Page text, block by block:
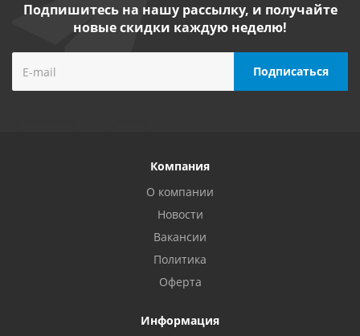
Подпишитесь на нашу рассылку, и получайте
новые скидки каждую неделю!
Компания
О компании
Новости
Вакансии
Политика
Оферта
Информация